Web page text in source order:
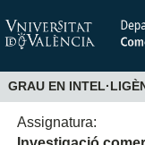
GRAU EN
Assignatura: